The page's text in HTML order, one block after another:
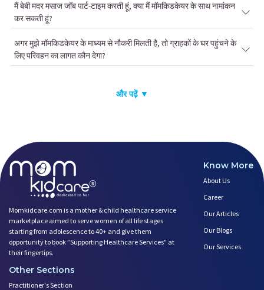
मैं बेबी मदर मसाज जॉब पार्ट-टाइम करती हूं, क्या मैं मॉमकिडकेयर के साथ नामांकन
कर सकती हूं?
अगर मुझे मॉमकिडकेयर के माध्यम से नौकरी मिलती है, तो ग्राहकों के घर पहुंचने के
लिए परिवहन का लागत कौन देगा?
और पढ़ें ▼
Momkidcare.com is a mother & child healthcare service
marketplace aimed to serve women of all life stages
starting from adolescence to 40+ and give them
opportunity to book ”Supporting Healthcare Services" at
their fingertips.
Know More
About Us
Career
Our Articles
Our Blogs
Our Services
Other Sections
Practitioner's Section